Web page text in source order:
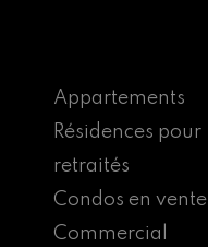
Appartements
Résidences pour
retraités
Condos en vente
Commercial